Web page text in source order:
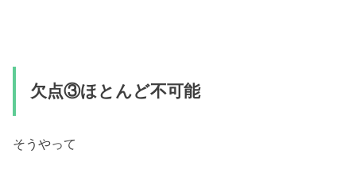
欠点③ほとんど不可能
そうやって